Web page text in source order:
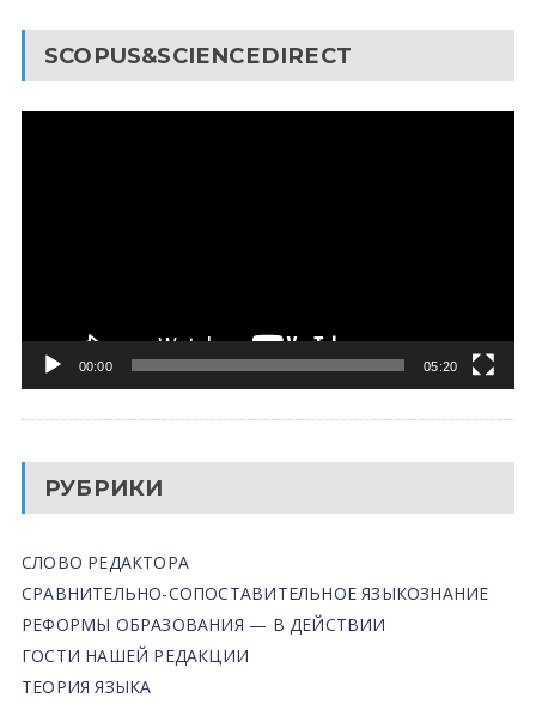
SCOPUS&SCIENCEDIRECT
00:00 05:20
РУБРИКИ
СЛОВО РЕДАКТОРА
СРАВНИТЕЛЬНО-СОПОСТАВИТЕЛЬНОЕ ЯЗЫКОЗНАНИЕ
РЕФОРМЫ ОБРАЗОВАНИЯ — В ДЕЙСТВИИ
ГОСТИ НАШЕЙ РЕДАКЦИИ
ТЕОРИЯ ЯЗЫКА